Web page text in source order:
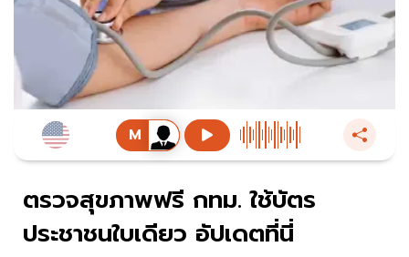
ตรวจสุขภาพฟรี กทม. ใช้บัตร
ประชาชนใบเดียว อัปเดตที่นี่